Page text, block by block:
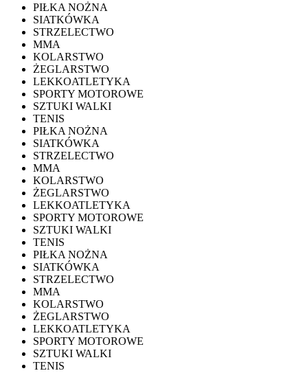
PIŁKA NOŻNA
SIATKÓWKA
STRZELECTWO
MMA
KOLARSTWO
ŻEGLARSTWO
LEKKOATLETYKA
SPORTY MOTOROWE
SZTUKI WALKI
TENIS
PIŁKA NOŻNA
SIATKÓWKA
STRZELECTWO
MMA
KOLARSTWO
ŻEGLARSTWO
LEKKOATLETYKA
SPORTY MOTOROWE
SZTUKI WALKI
TENIS
PIŁKA NOŻNA
SIATKÓWKA
STRZELECTWO
MMA
KOLARSTWO
ŻEGLARSTWO
LEKKOATLETYKA
SPORTY MOTOROWE
SZTUKI WALKI
TENIS